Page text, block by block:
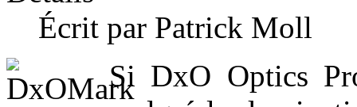
Écrit par Patrick Moll
Si DxO Optics